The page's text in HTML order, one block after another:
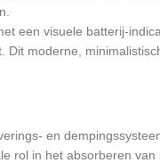
een visuele batterij-
Dit moderne,
en
rol in het absorberen